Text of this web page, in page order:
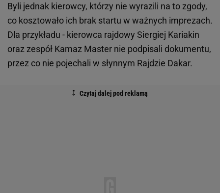
Byli jednak kierowcy, którzy nie wyrazili na to zgody,
co kosztowało ich brak startu w ważnych imprezach.
Dla przykładu - kierowca rajdowy Siergiej Kariakin
oraz zespół Kamaz Master nie podpisali dokumentu,
przez co nie pojechali w słynnym Rajdzie Dakar.